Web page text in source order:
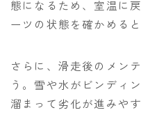
態になるため、室温に
ーツの状態を確かめる
さらに、滑走後のメン
う。雪や水がビンディ
溜まって劣化が進みや